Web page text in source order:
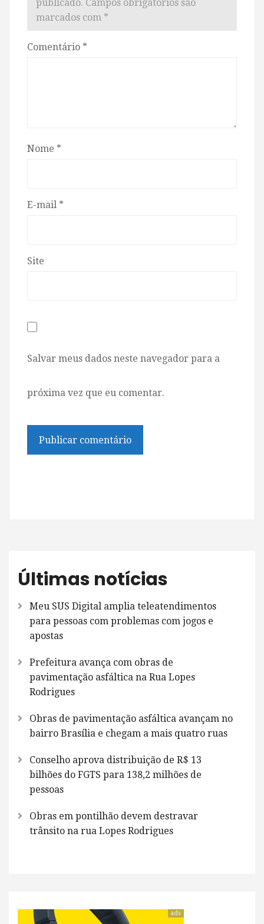
publicado. Campos obrigatórios são
marcados com *
Comentário *
Nome *
E-mail *
Site
Salvar meus dados neste navegador para a
próxima vez que eu comentar.
Últimas notícias
Meu SUS Digital amplia teleatendimentos
para pessoas com problemas com jogos e
apostas
Prefeitura avança com obras de
pavimentação asfáltica na Rua Lopes
Rodrigues
Obras de pavimentação asfáltica avançam no
bairro Brasília e chegam a mais quatro ruas
Conselho aprova distribuição de R$ 13
bilhões do FGTS para 138,2 milhões de
pessoas
Obras em pontilhão devem destravar
trânsito na rua Lopes Rodrigues
ads